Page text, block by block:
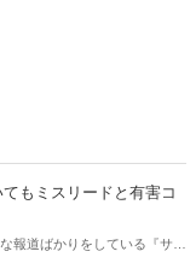
もミスリードと有害コ
報道ばかりをしている『サン